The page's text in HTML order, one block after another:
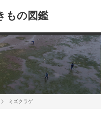
もの図鑑
ミズクラゲ